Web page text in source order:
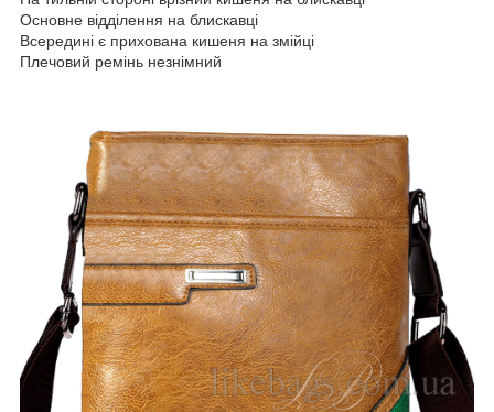
Основне відділення на блискавці
Всередині є прихована кишеня на змійці
Плечовий ремінь незнімний